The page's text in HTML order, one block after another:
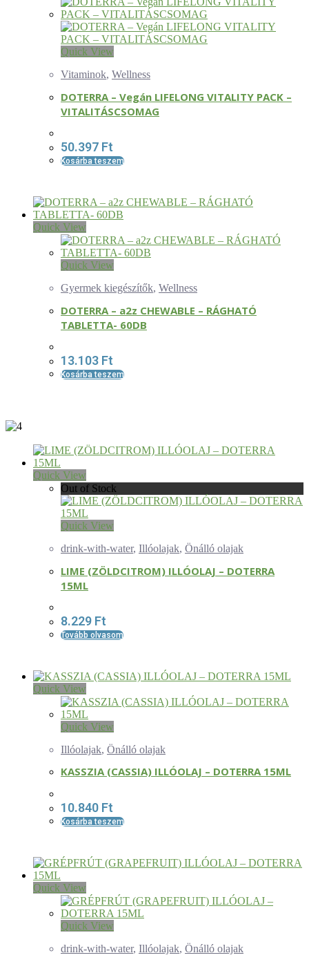
Quick View
Vitaminok, Wellness
DOTERRA – Vegán LIFELONG VITALITY PACK –
VITALITÁSCSOMAG
50.397 Ft
Kosárba teszem
Quick View
Quick View
Gyermek kiegészítők, Wellness
DOTERRA – a2z CHEWABLE – RÁGHATÓ
TABLETTA- 60DB
13.103 Ft
Kosárba teszem
Quick View
Out of Stock
Quick View
drink-with-water, Illóolajak, Önálló olajak
LIME (ZÖLDCITROM) ILLÓOLAJ – DOTERRA
15ML
8.229 Ft
Tovább olvasom
Quick View
Quick View
Illóolajak, Önálló olajak
KASSZIA (CASSIA) ILLÓOLAJ – DOTERRA 15ML
10.840 Ft
Kosárba teszem
Quick View
Quick View
drink-with-water, Illóolajak, Önálló olajak